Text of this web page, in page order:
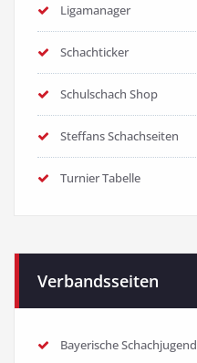
Ligamanager
Schachticker
Schulschach Shop
Steffans Schachseiten
Turnier Tabelle
Verbandsseiten
Bayerische Schachjugend